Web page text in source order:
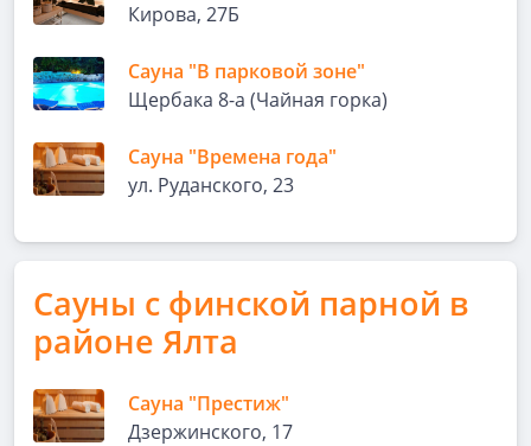
Кирова, 27Б
Сауна "В парковой зоне"
Щербака 8-а (Чайная горка)
Сауна "Времена года"
ул. Руданского, 23
Сауны с финской парной в
районе Ялта
Сауна "Престиж"
Дзержинского, 17